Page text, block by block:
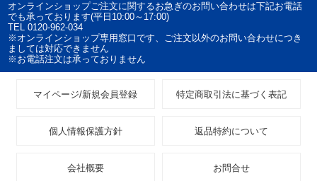
オンラインショップご注文に関するお急ぎのお問い合わせは下記お電話
でも承っております(平日10:00～17:00)
TEL 0120-962-034
※オンラインショップ専用窓口です、ご注文以外のお問い合わせにつき
ましては対応できません
※お電話注文は承っておりません
マイページ/新規会員登録 特定商取引法に基づく表記
個人情報保護方針 返品特約について
会社概要 お問合せ